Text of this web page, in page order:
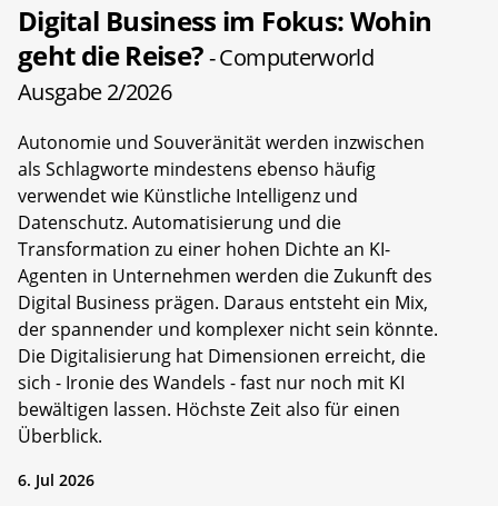
Digital Business im Fokus: Wohin
geht die Reise?- Computerworld
Ausgabe 2/2026
Autonomie und Souveränität werden inzwischen
als Schlagworte mindestens ebenso häufig
verwendet wie Künstliche Intelligenz und
Datenschutz. Automatisierung und die
Transformation zu einer hohen Dichte an KI-
Agenten in Unternehmen werden die Zukunft des
Digital Business prägen. Daraus entsteht ein Mix,
der spannender und komplexer nicht sein könnte.
Die Digitalisierung hat Dimensionen erreicht, die
sich - Ironie des Wandels - fast nur noch mit KI
bewältigen lassen. Höchste Zeit also für einen
Überblick.
6. Jul 2026